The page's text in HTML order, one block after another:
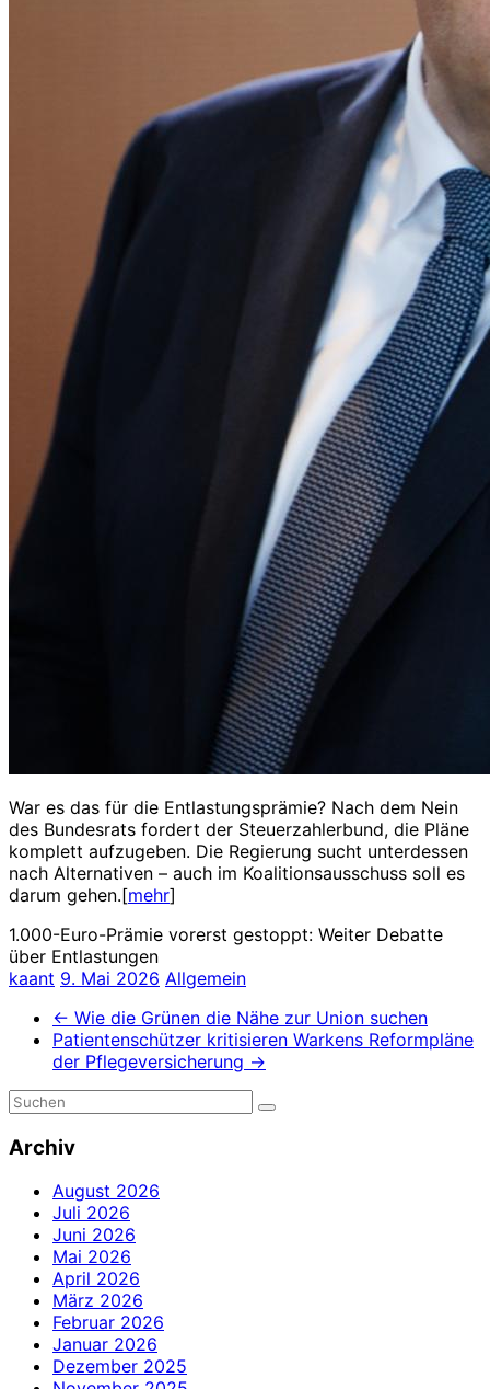
War es das für die Entlastungsprämie? Nach dem Nein
des Bundesrats fordert der Steuerzahlerbund, die Pläne
komplett aufzugeben. Die Regierung sucht unterdessen
nach Alternativen – auch im Koalitionsausschuss soll es
darum gehen.[mehr]
1.000-Euro-Prämie vorerst gestoppt: Weiter Debatte
über Entlastungen
kaant 9. Mai 2026 Allgemein
← Wie die Grünen die Nähe zur Union suchen
Patientenschützer kritisieren Warkens Reformpläne
der Pflegeversicherung →
Archiv
August 2026
Juli 2026
Juni 2026
Mai 2026
April 2026
März 2026
Februar 2026
Januar 2026
Dezember 2025